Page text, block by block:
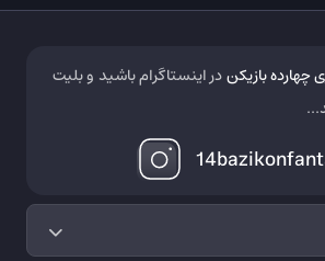
چهارده بازیکندر اینستاگرام باشید و بلیت